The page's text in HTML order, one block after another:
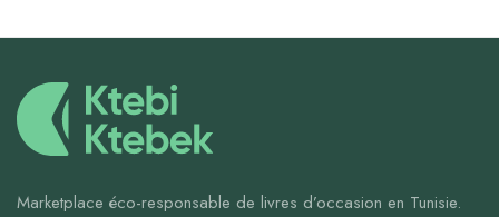
Marketplace éco-responsable de livres d’occasion en Tunisie.